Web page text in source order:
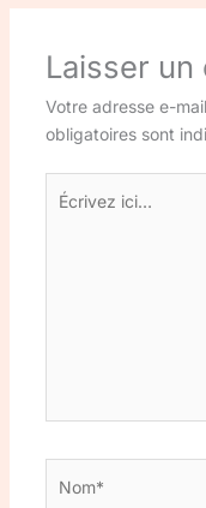
Laisser un
Votre adresse e-
obligatoires sont
Écrivez
ici…